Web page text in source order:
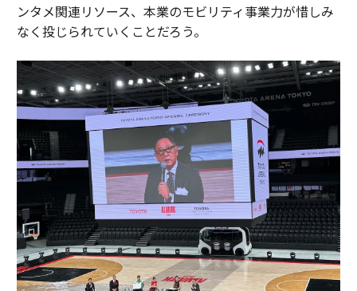
ンタメ関連リソース、本業のモビリティ事業力が惜しみ
なく投じられていくことだろう。